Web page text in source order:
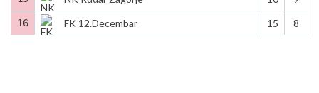
16 FK 12.Decembar 15 8